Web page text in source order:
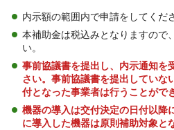
内示額の範囲内で申請をしてくだ
本補助金は税込みとなりますので
い。
事前協議書を提出し、内示通知を
さい。事前協議書を提出していな
付となった事業者は行うことがで
機器の導入は交付決定の日付以降
に導入した機器は原則補助対象と